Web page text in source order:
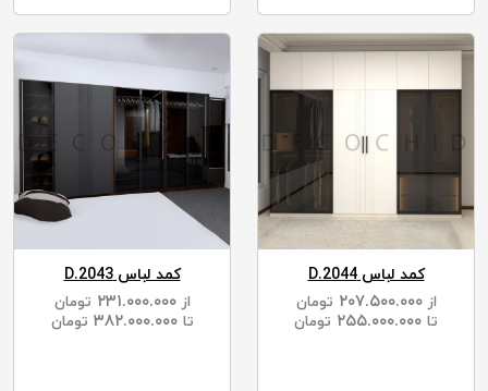
کمد لباس D.2044
از ۲۰۷.۵۰۰.۰۰۰
تومان
تا
تومان
کمد لباس D.2043
از ۲۳۱.۰۰۰.۰۰۰
تومان
تا ۳۸۲.۰۰۰.۰۰۰ تومان